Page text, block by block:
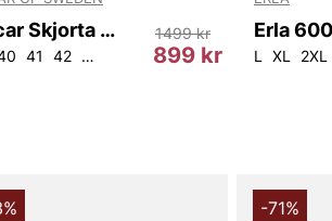
Oscar Skjorta 9900 Reg
41 42 45 899 kr
1499 kr
L XL 2XL
-71%